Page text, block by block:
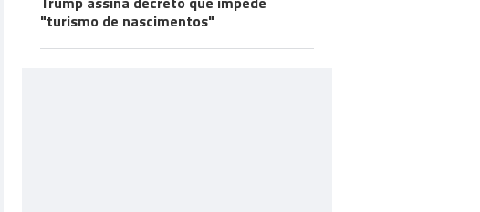
"turismo de nascimentos"